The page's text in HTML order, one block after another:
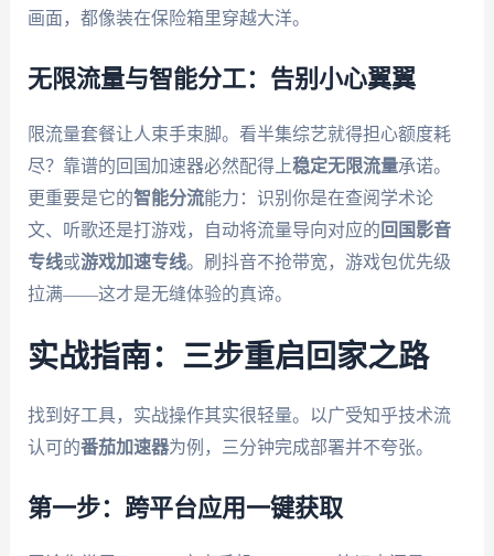
画面，都像装在保险箱里穿越大洋。
无限流量与智能分工：告别小心翼翼
限流量套餐让人束手束脚。看半集综艺就得担心额度耗
尽？靠谱的回国加速器必然配得上稳定无限流量承诺。
更重要是它的智能分流能力：识别你是在查阅学术论
文、听歌还是打游戏，自动将流量导向对应的 回国影音
专线或游戏加速专线。刷抖音不抢带宽，游戏包优先级
拉满——这才是无缝体验的真谛。
实战指南：三步重启回家之路
找到好工具，实战操作其实很轻量。以广受知乎技术流
认可的番茄加速器为例，三分钟完成部署并不夸张。
第一步：跨平台应用一键获取